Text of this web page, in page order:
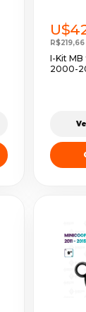
R$219,66
I-Kit MB
2000-